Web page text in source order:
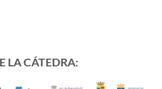
LA CÁTEDRA: